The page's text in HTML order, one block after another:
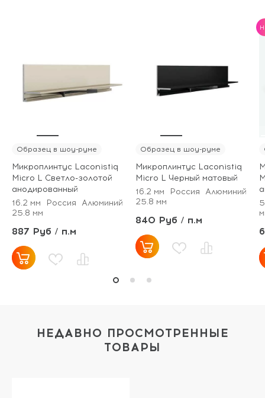
Образец в шоу-руме
Микроплинтус Laconistiq
Micro L Светло-золотой
анодированный
16.2 мм
Россия Алюминий
25.8 мм
887 Руб / п.м
Образец в шоу-руме
Микроплинтус Laconistiq
Micro L Черный матовый
16.2 мм
Россия Алюминий
25.8 мм
840 Руб / п.м
НЕДАВНО ПРОСМОТРЕННЫЕ
ТОВАРЫ